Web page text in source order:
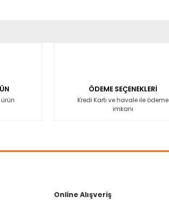
ÖDEME SEÇENEKLERİ
Kredi Kartı ve havale ile ödeme
imkanı
Online Alışveriş